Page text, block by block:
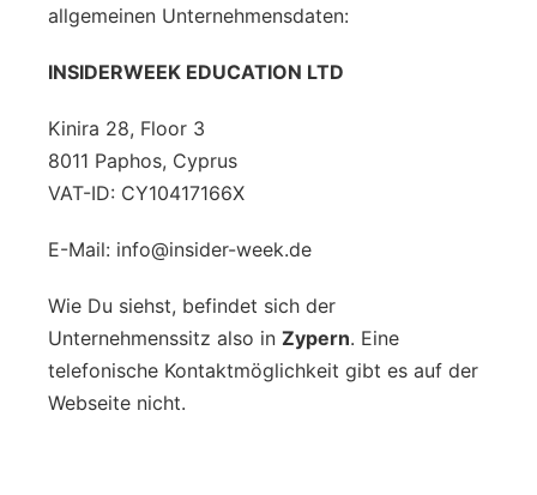
allgemeinen Unternehmensdaten:
INSIDERWEEK EDUCATION LTD
Kinira 28, Floor 3
8011 Paphos, Cyprus
VAT-ID: CY10417166X
E-Mail: info@insider-week.de
Wie Du siehst, befindet sich der
Unternehmenssitz also in Zypern. Eine
telefonische Kontaktmöglichkeit gibt es auf der
Webseite nicht.